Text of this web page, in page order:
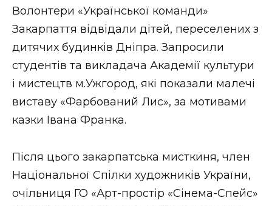
Втрачений Ужгород (відеоверсія)
ЗАКАРПАТСЬКІ НОВИНИ
НОВИНИ ЗАХІДНОЇ УКРАЇНИ
ФОТО
Волонтери «Української команди»
Закарпаття відвідали дітей, переселених з
дитячих будинків Дніпра. Запросили
студентів та викладача Академії культури
і мистецтв м.Ужгород, які показали малечі
виставу «Фарбований Лис», за мотивами
казки Івана Франка.
Після цього закарпатська мисткиня, член
Національної Спілки художників України,
очільниця ГО «Арт-простір «Сінема-Спейс»